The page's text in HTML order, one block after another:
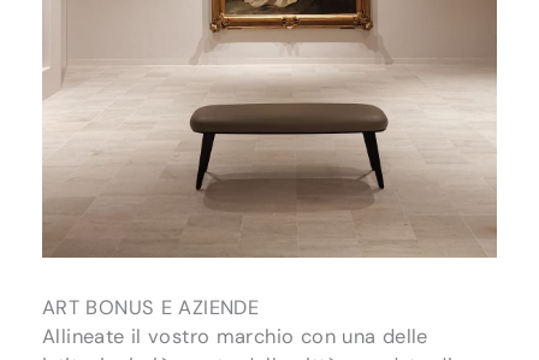
ART BONUS E AZIENDE
Allineate il vostro marchio con una delle